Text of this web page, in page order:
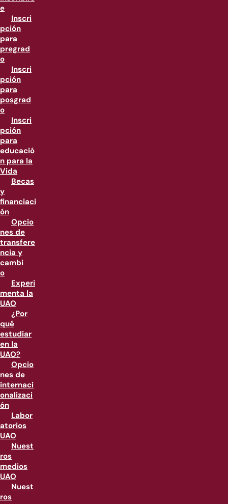
e
Inscri
pción
para
pregrad
o
Inscri
pción
para
posgrad
o
Inscri
pción
para
educació
n para la
Vida
Becas
y
financiaci
ón
Opcio
nes de
transfere
ncia y
cambi
o
Experi
menta la
UAO
¿Por
qué
estudiar
en la
UAO?
Opcio
nes de
internaci
onalizaci
ón
Labor
atorios
UAO
Nuest
ros
medios
UAO
Nuest
ros